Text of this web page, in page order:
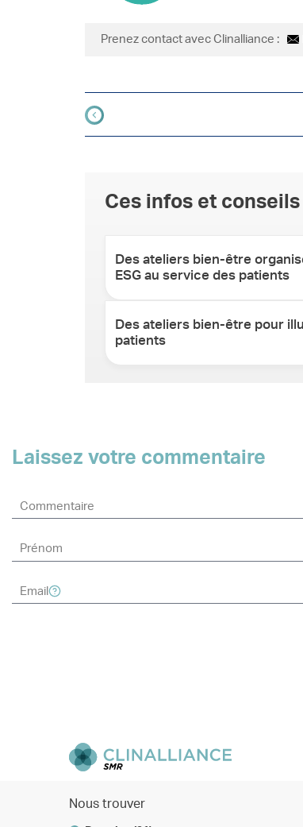
Prenez contact avec Clinalliance :
Ces infos et
Des ateliers bien-être
ESG au service des patients
Des ateliers bien-être pour
patients
Laissez votre commentaire
Nous trouver